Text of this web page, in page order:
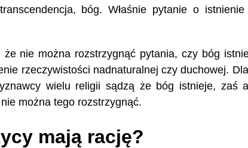
bóg. Właśnie pytanie o
że nie można rozstrzygnąć pytania, czy bóg
rzeczywistości nadnaturalnej czy duchowej.
wielu religii sądzą że bóg istnieje, zaś
można tego rozstrzygnąć.
mają rację?